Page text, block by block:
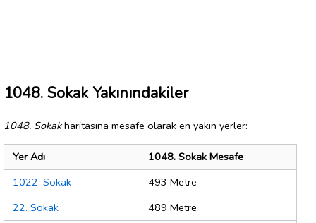
1048. Sokak Yakınındakiler
1048. Sokakharitasına mesafe olarak en yakın yerler:
Yer Adı
1048. Sokak Mesafe
1022. Sokak
493 Metre
22. Sokak
489 Metre